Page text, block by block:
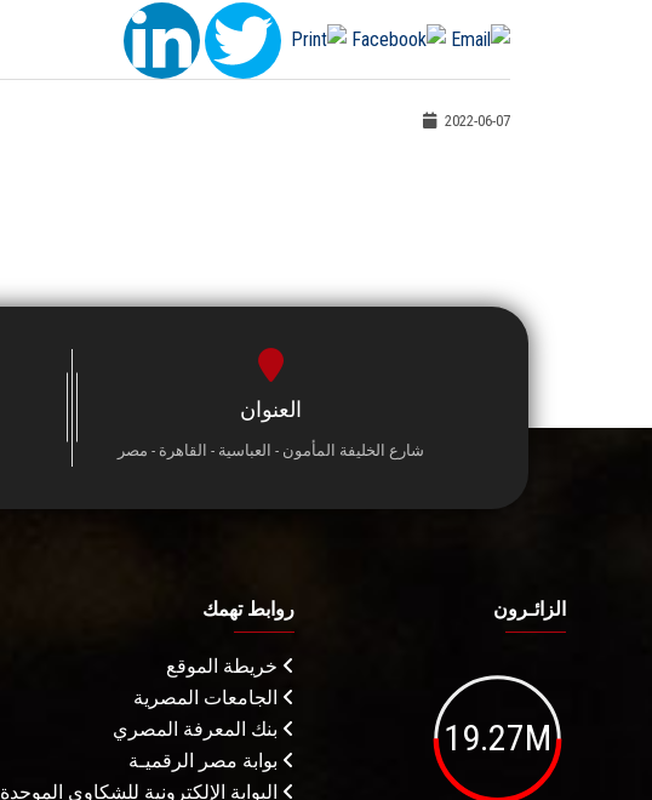
2022-06-07
العنوان
شارع الخليفة المأمون - العباسية - القاهرة - مصر
الزائـرون
19.27M
روابط تهمك
خريطة الموقع
الجامعات المصرية
بنك المعرفة المصري
بوابة مصر الرقميـة
البوابة الإلكترونية للشكاوى الموحدة